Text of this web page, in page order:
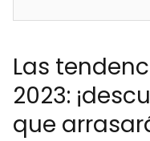
Las
2023:
que